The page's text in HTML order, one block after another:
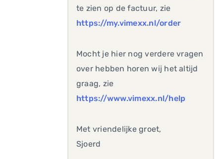
te zien op de factuur, zie
https://my.vimexx.nl/order
Mocht je hier nog verdere vragen
over hebben horen wij het altijd
graag, zie
https://www.vimexx.nl/help
Met vriendelijke groet,
Sjoerd